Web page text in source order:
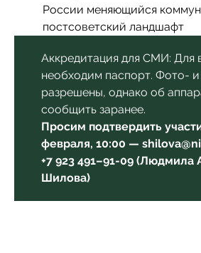
России меняющийся
постсоветский ландшафт
Аккредитация для СМИ: Для
необходим паспорт. Фото-
разрешены, однако об
сообщить заранее.
Просим подтвердить
февраля, 10:00 —
+7 923 491–91-09 (Людмила
Шилова)